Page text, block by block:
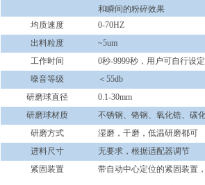
和瞬间的粉碎效果
均质速度
0-70HZ
出料粒度
~5um
工作时间
0秒-9999秒，用户可自行设定
噪音等级
＜55db
研磨球直径
0.1-30mm
研磨球材质
不锈钢、铬钢、氧化锆、碳
研磨方式
湿磨，干磨，低温研磨都可
进料尺寸
无要求，根据适配器调节
紧固装置
带自动中心定位的紧固装置